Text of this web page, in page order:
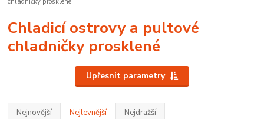
Chladicí ostrovy a pultové
chladničky prosklené
Upřesnit parametry
Nejnovější Nejlevnější Nejdražší